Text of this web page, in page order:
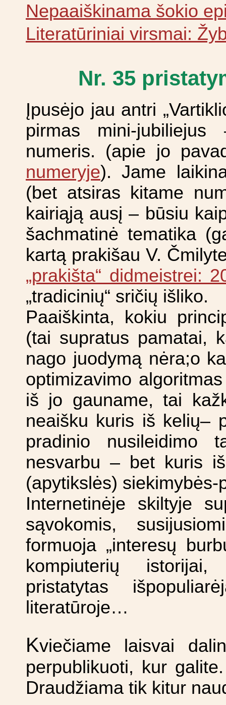
Nepaaiškinama šokio
Literatūriniai virsmai:
Nr. 35
Įpusėjo jau antri
pirmas mini-
numeris. (apie jo
numeryje). Jame
(bet atsiras kitame
kairiąją ausį – būsiu
šachmatinė tematika
kartą prakišau V.
„prakišta“ didmeistrei:
„tradicinių“ sričių išliko.
Paaiškinta, kokiu
(tai supratus pamatai,
nago juodymą nėra;o
optimizavimo
iš jo gauname, tai
neaišku kuris iš kelių–
pradinio
nesvarbu – bet kuris
(apytikslės) siekimybės-
Internetinėje skiltyje
sąvokomis,
formuoja „interesų
kompiuterių
pristatytas
literatūroje…
Kviečiame laisvai
perpublikuoti, kur
Draudžiama tik kitur